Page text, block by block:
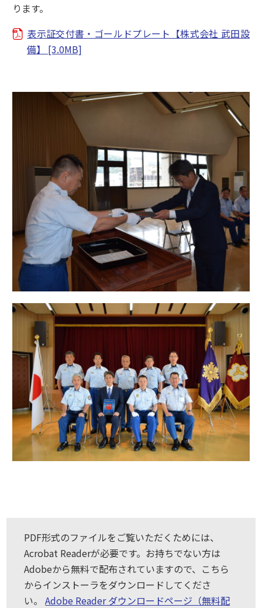
ります。
表示証交付書・ゴールドプレート【株式会社 武田設
備】 [3.0MB]
PDF形式のファイルをご覧いただくためには、
Acrobat Readerが必要です。お持ちでない方は
Adobeから無料で配布されていますので、こちら
からインストーラをダウンロードしてくださ
い。Adobe Reader ダウンロードページ（無料配